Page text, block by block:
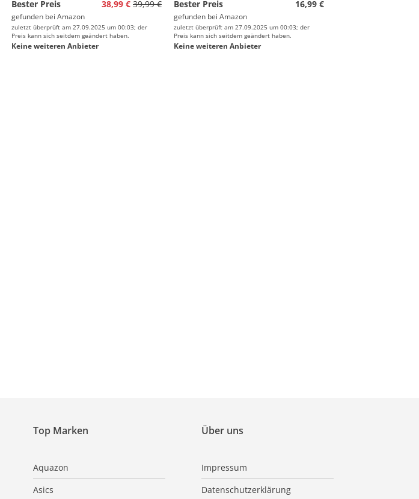
Bester Preis
38,99 € 39,99 €
gefunden bei Amazon
zuletzt überprüft am 27.09.2025 um 00:03; der
Preis kann sich seitdem geändert haben.
Keine weiteren Anbieter
Bester Preis
16,99 €
gefunden bei Amazon
zuletzt überprüft am 27.09.2025 um 00:03; der
Preis kann sich seitdem geändert haben.
Keine weiteren Anbieter
Über uns
Impressum
Datenschutzerklärung
Top Marken
Aquazon
Asics